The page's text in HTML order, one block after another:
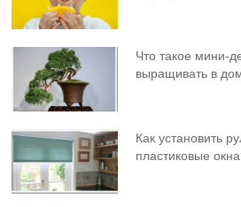
Что такое мини-
выращивать в
Как установить
пластиковые